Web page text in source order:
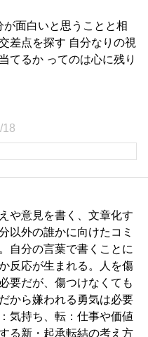
が面白いと思うことと相
差点を探す 自分なりの視
てるか ってのは心に残り
18
や意見を書く、文章化す
以外の誰かに向けたコミ
自分の言葉で書くことに
反応が生まれる。人を傷
要だが、傷つけなくても
から嫌われる勇気は必要
気持ち、転：仕事や価値
る新・起承転結の考え方